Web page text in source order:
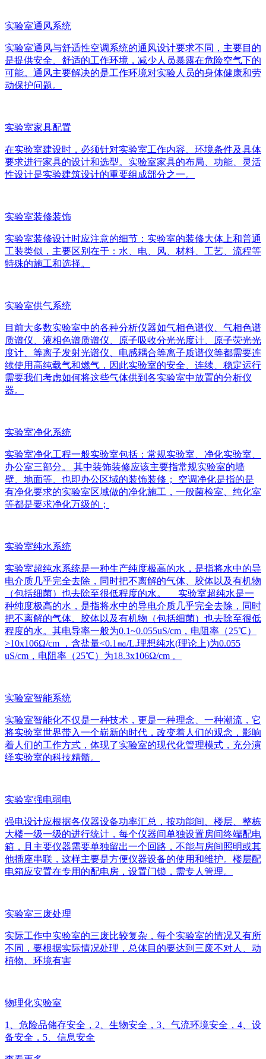
实验室通风系统
实验室通风与舒适性空调系统的通风设计要求不同，主要目的
是提供安全、舒适的工作环境，减少人员暴露在危险空气下的
可能。通风主要解决的是工作环境对实验人员的身体健康和劳
动保护问题。
实验室家具配置
在实验室建设时，必须针对实验室工作内容、环境条件及具体
要求进行家具的设计和选型。实验室家具的布局、功能、灵活
性设计是实验建筑设计的重要组成部分之一。
实验室装修装饰
实验室装修设计时应注意的细节：实验室的装修大体上和普通
工装类似，主要区别在于：水、电、风、材料、工艺、流程等
特殊的施工和选择。
实验室供气系统
目前大多数实验室中的各种分析仪器如气相色谱仪、气相色谱
质谱仪、液相色谱质谱仪、原子吸收分光光度计、原子荧光光
度计、等离子发射光谱仪、电感耦合等离子质谱仪等都需要连
续使用高纯载气和燃气，因此实验室的安全、连续、稳定运行
需要我们考虑如何将这些气体供到各实验室中放置的分析仪
器。
实验室净化系统
实验室净化工程一般实验室包括：常规实验室、净化实验室、
办公室三部分。 其中装饰装修应该主要指常规实验室的墙
壁、地面等、也即办公区域的装饰装修； 空调净化是指的是
有净化要求的实验室区域做的净化施工，一般菌检室、纯化室
等都是要求净化万级的；
实验室纯水系统
实验室超纯水系统是一种生产纯度极高的水，是指将水中的导
电介质几乎完全去除，同时把不离解的气体、胶体以及有机物
（包括细菌）也去除至很低程度的水。 实验室超纯水是一
种纯度极高的水，是指将水中的导电介质几乎完全去除，同时
把不离解的气体、胶体以及有机物（包括细菌）也去除至很低
程度的水。其电导率一般为0.1~0.055uS/cm，电阻率（25℃）
>10x106Ω/cm ，含盐量<0.1㎎/L.理想纯水(理论上)为0.055
uS/cm，电阻率（25℃）为18.3x106Ω/cm 。
实验室智能系统
实验室智能化不仅是一种技术，更是一种理念、一种潮流，它
将实验室世界带入一个崭新的时代，改变着人们的观念，影响
着人们的工作方式，体现了实验室的现代化管理模式，充分演
绎实验室的科技精髓。
实验室强电弱电
强电设计应根据各仪器设备功率汇总，按功能间、楼层、整栋
大楼一级一级的进行统计，每个仪器间单独设置房间终端配电
箱，且主要仪器需要单独留出一个回路，不能与房间照明或其
他插座串联，这样主要是方便仪器设备的使用和维护。楼层配
电箱应安置在专用的配电房，设置门锁，需专人管理。
实验室三废处理
实际工作中实验室的三废比较复杂，每个实验室的情况又有所
不同，要根据实际情况处理，总体目的要达到三废不对人、动
植物、环境有害
物理化实验室
1、危险品储存安全，2、生物安全，3、气流环境安全，4、设
备安全，5、信息安全